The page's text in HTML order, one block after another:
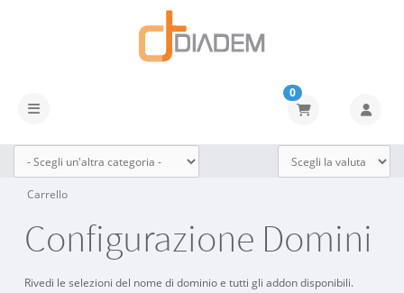
Attiva Navigazione
0
Carrello
Configurazione Domini
Rivedi le selezioni del nome di dominio e tutti gli addon disponibili.